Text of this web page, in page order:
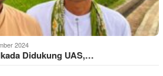
2024
Didukung UAS,…